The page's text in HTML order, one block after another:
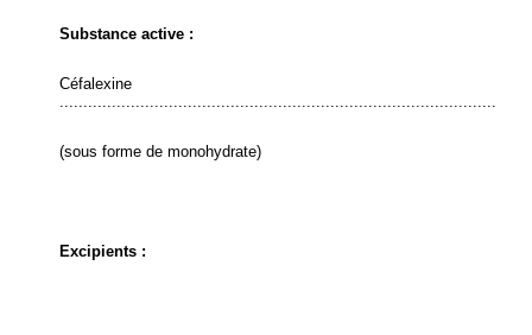
Substance active :
Céfalexine
(sous forme de monohydrate)
Excipients :